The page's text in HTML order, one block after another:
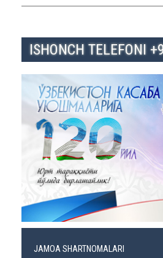
ISHONCH TELEFONI
JAMOA SHARTNOMALARI